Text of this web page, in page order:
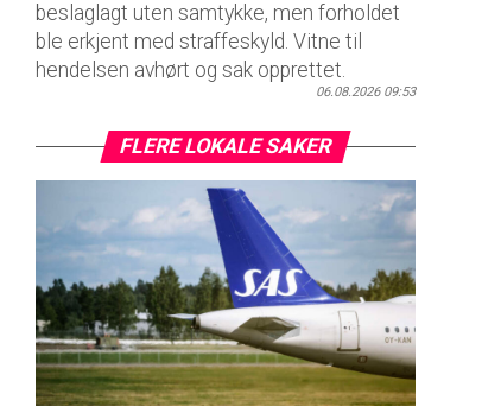
beslaglagt uten samtykke, men forholdet
ble erkjent med straffeskyld. Vitne til
hendelsen avhørt og sak opprettet.
06.08.2026 09:53
FLERE LOKALE SAKER